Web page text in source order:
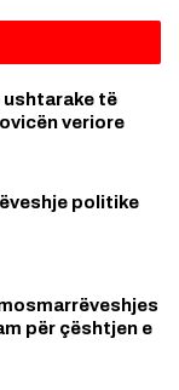
ushtarake të
veriore
politike
për çështjen e